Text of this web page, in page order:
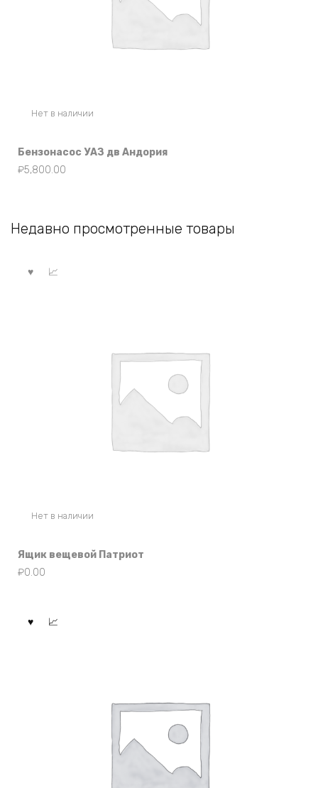
Нет в наличии
Бензонасос УАЗ дв Андория
₽5,800.00
Недавно просмотренные товары
Нет в наличии
Ящик вещевой Патриот
₽0.00